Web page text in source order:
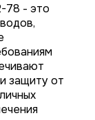
78 - это
защиту от